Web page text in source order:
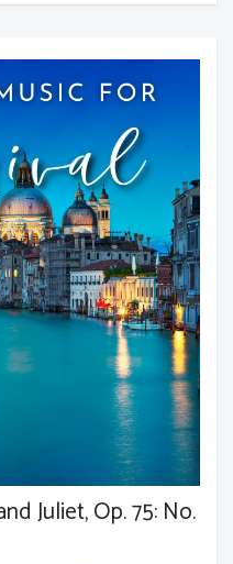
Juliet, Op. 75: No.